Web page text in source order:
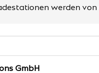
werden
GmbH